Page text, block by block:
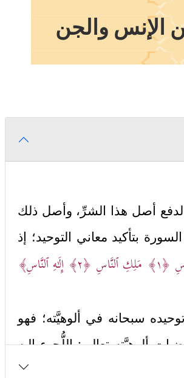
الإنس والجن
أصل هذا الشرِّ، وأصل ذلك
بتأكيد معاني التوحيد؛ إذ
﴿١﴾ مَلِكِ ٱلنَّاسِ ﴿٢﴾ إِلَـٰهِ ٱلنَّاسِ﴾
سبحانه في ألوهيَّته؛ فهو
ألوهيَّته تعالى: اللُّجوء إليه